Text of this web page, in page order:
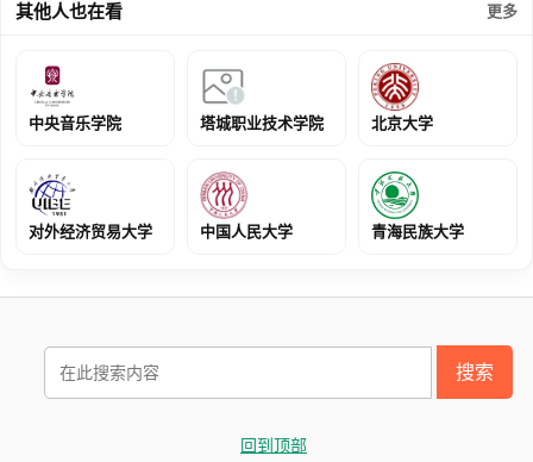
生数学建模竞赛等国家级竞赛中屡获佳绩。近五年毕业生就业率在
师资队伍力量雄厚。学校成立了发展战略咨询委员会，46位相关学科
领域的两院院士应邀担任发展战略咨询委员会委员，为学校改革发展
1386人，包括教授355人、副教授600人。中国工程院院士3人，获
国家级人才计划34人次，国家“973”首席科学家1人，“863”首席专家1
人，国家社科基金重大项目首席科学家1人，中宣部“文化名家暨四个
环境保护专业技术青年拔尖人才”2人，“新世纪优秀人才支持计划”35
人，“科技北京”百名领军人才1人，北京市优秀青年人才2人，北京市
高创人才支持计划青年拔尖人才1人，北京高校青年英才计划入选者
贡献专家10人次，享受政府特殊津贴专家106人，教育部“创新团队
其他人也在看 更多
中央音乐学院 塔城职业技术学院 北京大学
对外经济贸易大学 中国人民大学 青海民族大学
搜索
回到顶部